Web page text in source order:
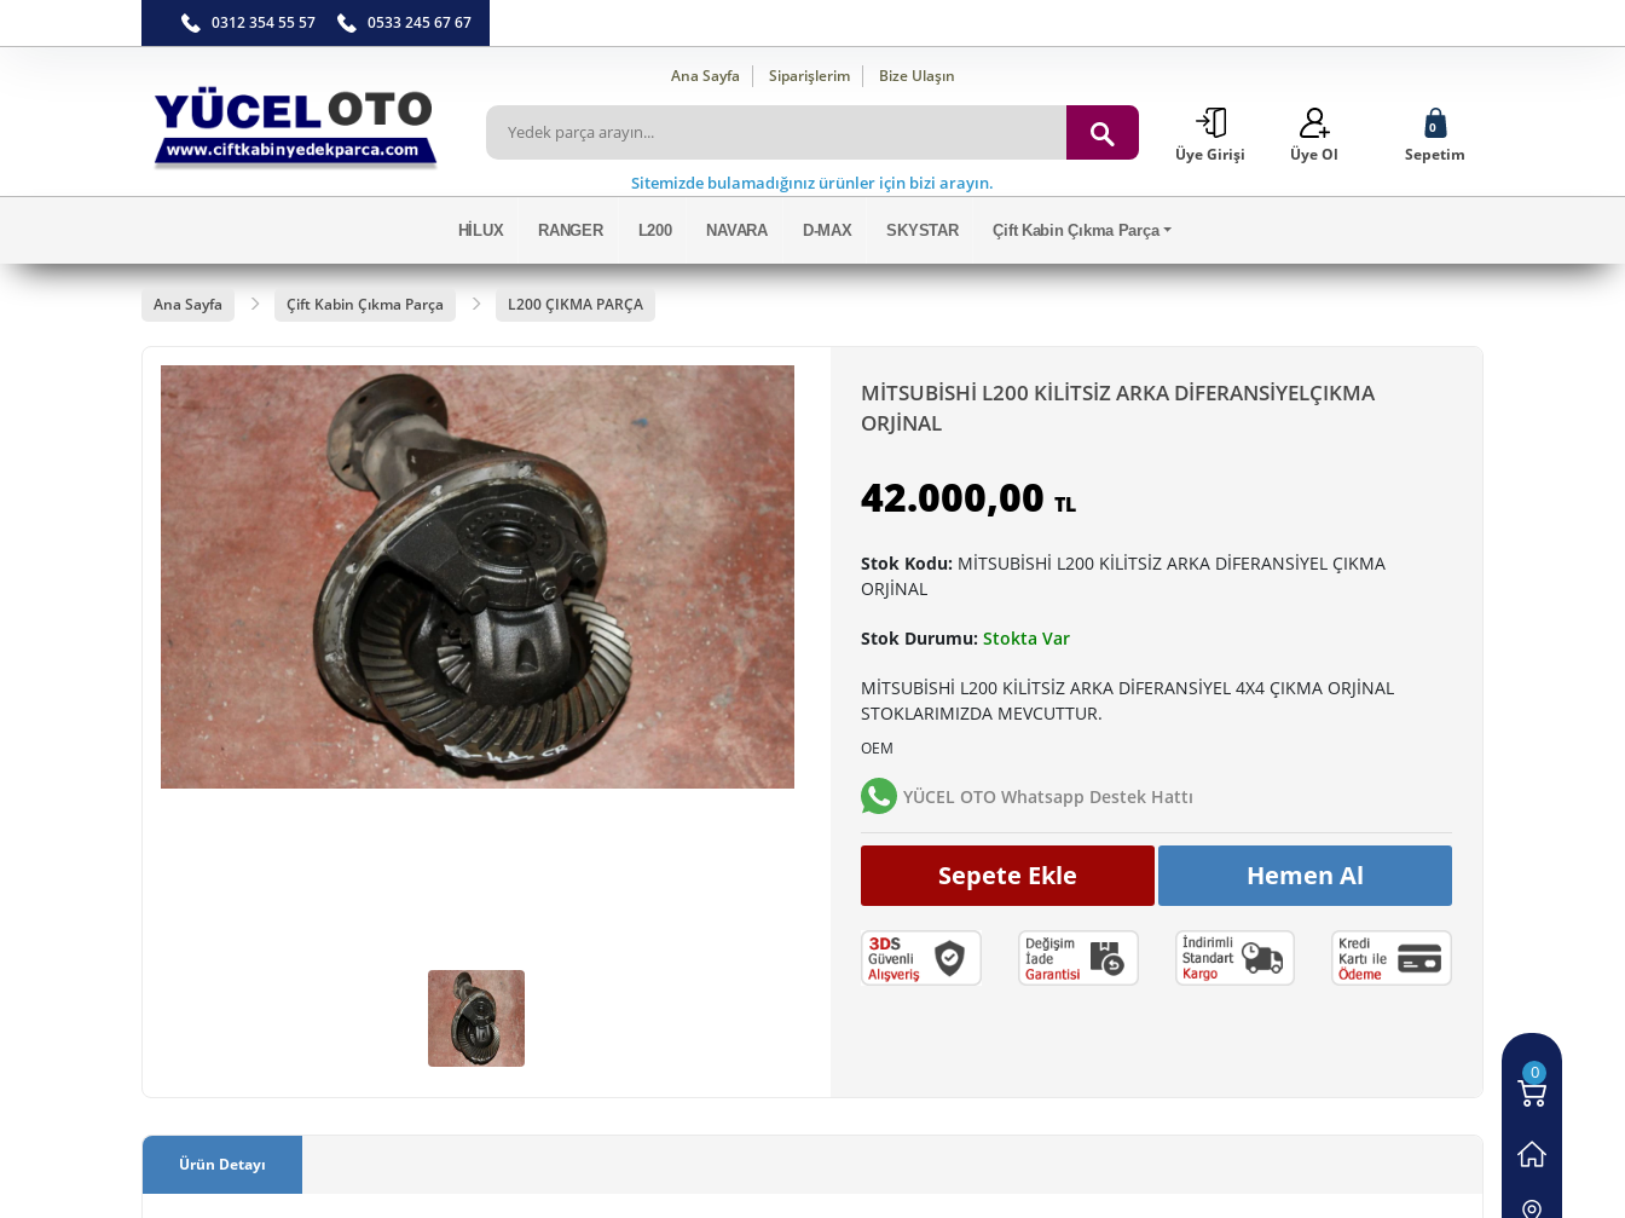
0312 354 55 57 0533 245 67 67
Ana Sayfa Siparişlerim Bize Ulaşın
Sitemizde bulamadığınız ürünler için bizi arayın.
Üye Girişi Üye Ol
0
Sepetim
HİLUX RANGER L200 NAVARA D-MAX SKYSTAR Çift Kabin Çıkma Parça
Ana Sayfa Çift Kabin Çıkma Parça L200 ÇIKMA PARÇA
MİTSUBİSHİ L200 KİLİTSİZ ARKA DİFERANSİYELÇIKMA
ORJİNAL
42.000,00 TL
Stok Kodu: MİTSUBİSHİ L200 KİLİTSİZ ARKA DİFERANSİYEL ÇIKMA
ORJİNAL
Stok Durumu: Stokta Var
MİTSUBİSHİ L200 KİLİTSİZ ARKA DİFERANSİYEL 4X4 ÇIKMA ORJİNAL
STOKLARIMIZDA MEVCUTTUR.
OEM
YÜCEL OTO Whatsapp Destek Hattı
Sepete Ekle Hemen Al
Ürün Detayı
0